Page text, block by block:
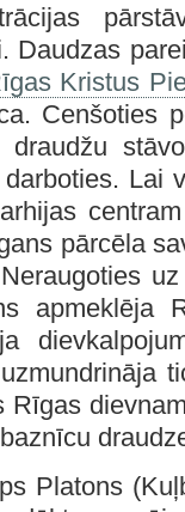
Daudzas
Kristus
Cenšoties
Lai
pārcēla
apmeklēja
Platons